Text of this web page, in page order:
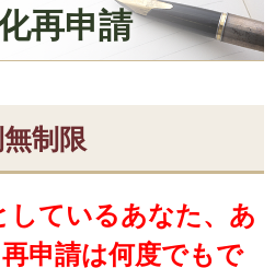
再申請
制限
しているあなた、あ
再申請は何度でもで